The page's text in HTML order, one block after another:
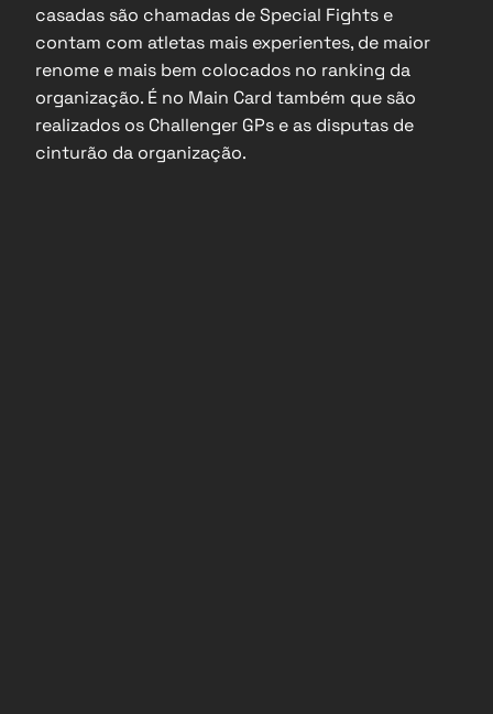
casadas são chamadas de Special Fights e
contam com atletas mais experientes, de maior
renome e mais bem colocados no ranking da
organização. É no Main Card também que são
realizados os Challenger GPs e as disputas de
cinturão da organização.